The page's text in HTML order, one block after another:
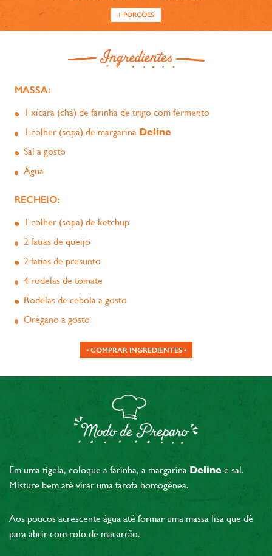
1 PORÇÕES
MASSA:
1 xícara (chá) de farinha de trigo com fermento
1 colher (sopa) de margarina Deline
Sal a gosto
Água
RECHEIO:
1 colher (sopa) de ketchup
2 fatias de queijo
2 fatias de presunto
4 rodelas de tomate
Rodelas de cebola a gosto
Orégano a gosto
• COMPRAR INGREDIENTES •
Em uma tigela, coloque a farinha, a margarina Deline e sal.
Misture bem até virar uma farofa homogênea.
Aos poucos acrescente água até formar uma massa lisa que dê
para abrir com rolo de macarrão.